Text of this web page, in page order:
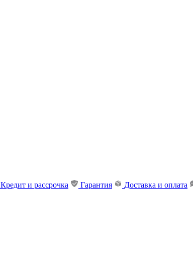
Кредит и рассрочка Гарантия Доставка и оплата